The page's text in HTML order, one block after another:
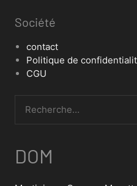
Société
contact
Politique de
CGU
DOM